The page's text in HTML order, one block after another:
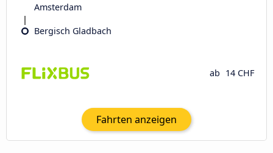
Amsterdam
Bergisch Gladbach
ab 14 CHF
Fahrten anzeigen